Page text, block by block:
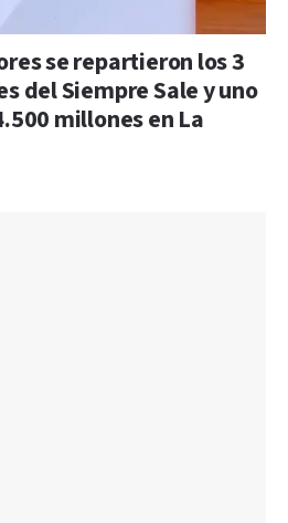
se repartieron los 3
del Siempre Sale y uno
millones en La